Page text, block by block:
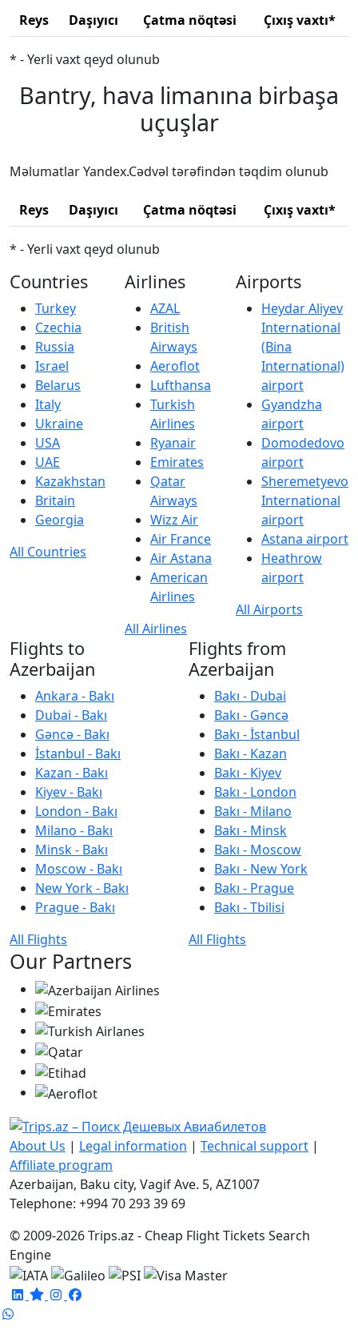
Reys Daşıyıcı Çatma nöqtəsi Çıxış vaxtı*
* - Yerli vaxt qeyd olunub
Bantry, hava limanına birbaşa
uçuşlar
Məlumatlar Yandex.Cədvəl tərəfindən təqdim olunub
Reys Daşıyıcı Çatma nöqtəsi Çıxış vaxtı*
* - Yerli vaxt qeyd olunub
Countries
Turkey
Czechia
Russia
Israel
Belarus
Italy
Ukraine
USA
UAE
Kazakhstan
Britain
Georgia
All Countries
Airlines
AZAL
British
Airways
Aeroflot
Lufthansa
Turkish
Airlines
Ryanair
Emirates
Qatar
Airways
Wizz Air
Air France
Air Astana
American
Airlines
All Airlines
Airports
Heydar Aliyev
International
(Bina
International)
airport
Gyandzha
airport
Domodedovo
airport
Sheremetyevo
International
airport
Astana airport
Heathrow
airport
All Airports
Flights to
Azerbaijan
Ankara - Bakı
Dubai - Bakı
Gəncə - Bakı
İstanbul - Bakı
Kazan - Bakı
Kiyev - Bakı
London - Bakı
Milano - Bakı
Minsk - Bakı
Moscow - Bakı
New York - Bakı
Prague - Bakı
All Flights
Flights from
Azerbaijan
Bakı - Dubai
Bakı - Gəncə
Bakı - İstanbul
Bakı - Kazan
Bakı - Kiyev
Bakı - London
Bakı - Milano
Bakı - Minsk
Bakı - Moscow
Bakı - New York
Bakı - Prague
Bakı - Tbilisi
All Flights
Our Partners
About Us | Legal information | Technical support |
Affiliate program
Azerbaijan, Baku city, Vagif Ave. 5, AZ1007
Telephone: +994 70 293 39 69
© 2009-2026 Trips.az - Cheap Flight Tickets Search
Engine